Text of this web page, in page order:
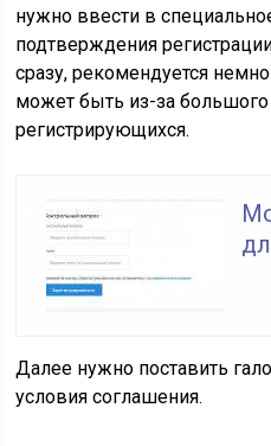
нужно ввести в
подтверждения
сразу, рекомендуется
может быть из-за большого
регистрирующихся.
Далее нужно поставить
условия соглашения.